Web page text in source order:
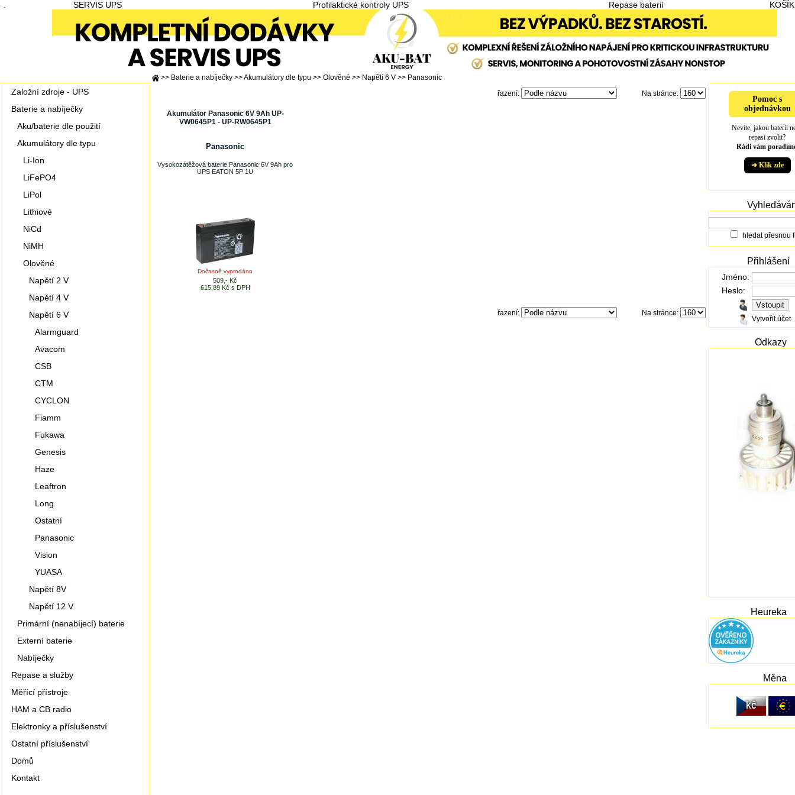
SERVIS UPS Profilaktické kontroly UPS Repase baterií KOŠÍK
Založní zdroje - UPS
Baterie a nabíječky
Aku/baterie dle použití
Akumulátory dle typu
Li-Ion
LiFePO4
LiPol
Lithiové
NiCd
NiMH
Olověné
Napětí 2 V
Napětí 4 V
Napětí 6 V
Alarmguard
Avacom
CSB
CTM
CYCLON
Fiamm
Fukawa
Genesis
Haze
Leaftron
Long
Ostatní
Panasonic
Vision
YUASA
Napětí 8V
Napětí 12 V
Primární (nenabíjecí) baterie
Externí baterie
Nabíječky
Repase a služby
Měřící přístroje
HAM a CB radio
Elektronky a příslušenství
Ostatní příslušenství
Domů
Kontakt
>> Baterie a nabíječky >>Akumulátory dle typu >> Olověné >> Napětí 6 V >> Panasonic
řazení:
Na stránce:
Akumulátor Panasonic 6V 9Ah UP-
VW0645P1 - UP-RW0645P1
Panasonic
Vysokozátěžová baterie Panasonic 6V 9Ah pro
UPS EATON 5P 1U
Dočasně vyprodáno
509,- Kč
615,89 Kč s DPH
řazení: Na stránce:
Pomoc s
objednávkou
Nevíte, jakou baterii
repasi zvolit?
Rádi vám
➜ Klik zde
hledat přesnou
Přihlášení
Jméno:
Heslo:
Vytvořit účet
Odkazy
Heureka
Měna